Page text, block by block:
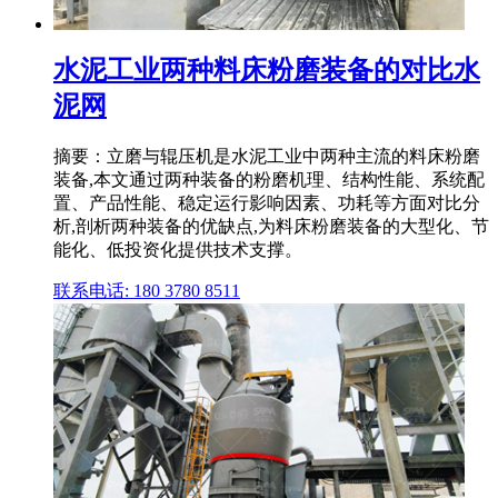
水泥工业两种料床粉磨装备的对比水
泥网
摘要：立磨与辊压机是水泥工业中两种主流的料床粉磨
装备,本文通过两种装备的粉磨机理、结构性能、系统配
置、产品性能、稳定运行影响因素、功耗等方面对比分
析,剖析两种装备的优缺点,为料床粉磨装备的大型化、节
能化、低投资化提供技术支撑。
联系电话: 180 3780 8511